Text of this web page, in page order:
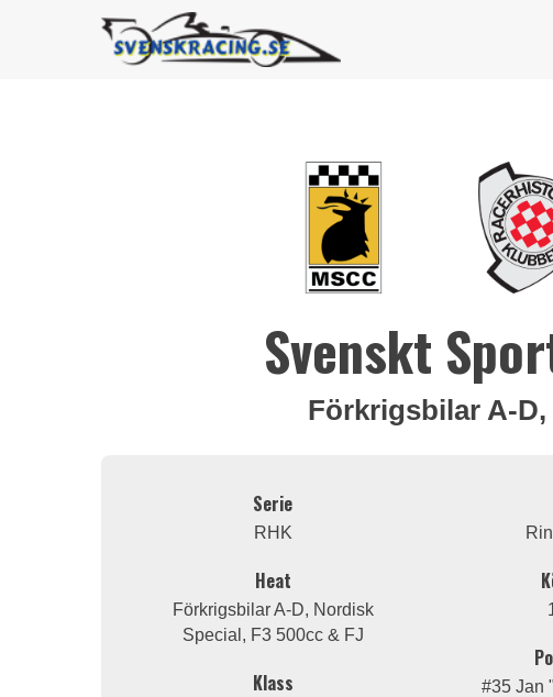
Svenskt
Förkrigsbilar A-D,
Serie
RHK
Heat
Förkrigsbilar A-D, Nordisk
Special, F3 500cc & FJ
Klass #35 Jan